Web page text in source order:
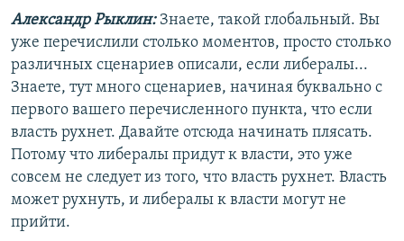
Александр Рыклин: Знаете, такой глобальный. Вы
уже перечислили столько моментов, просто столько
различных сценариев описали, если либералы...
Знаете, тут много сценариев, начиная буквально с
первого вашего перечисленного пункта, что если
власть рухнет. Давайте отсюда начинать плясать.
Потому что либералы придут к власти, это уже
совсем не следует из того, что власть рухнет. Власть
может рухнуть, и либералы к власти могут не
прийти.